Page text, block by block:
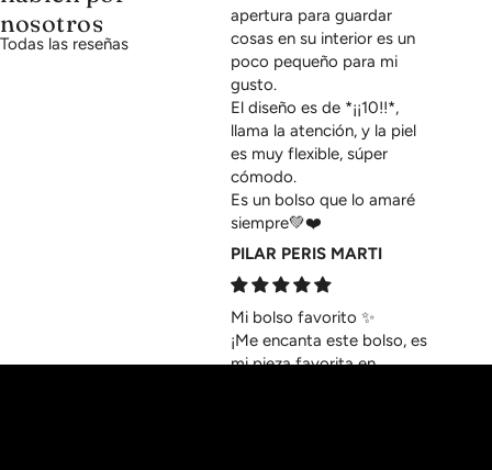
nosotros
Todas las reseñas
apertura para guardar
cosas en su interior es un
poco pequeño para mi
gusto.
El diseño es de *¡¡10!!*,
llama la atención, y la piel
es muy flexible, súper
cómodo.
Es un bolso que lo amaré
siempre💚❤️
PILAR PERIS MARTI
Mi bolso favorito ✨
¡Me encanta este bolso, es
mi pieza favorita en